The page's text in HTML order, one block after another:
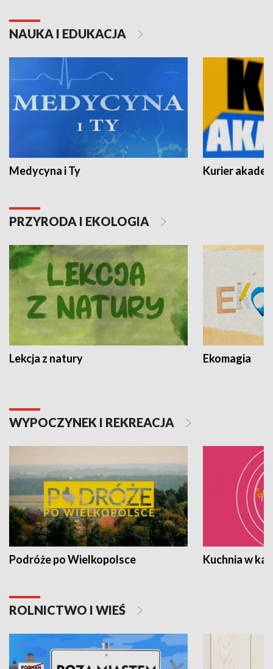
NAUKA I EDUKACJA
Medycyna i Ty Kurier
PRZYRODA I EKOLOGIA
Lekcja z natury Ekomagia
WYPOCZYNEK I REKREACJA
Podróże po Wielkopolsce Kuchnia w
ROLNICTWO I WIEŚ